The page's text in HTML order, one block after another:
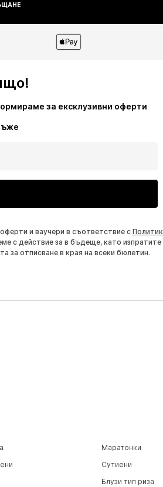
за ексклузивни оферти
и ваучери в съответствие с
с действие за в бъдеще, като изпратите
за отписване в края на всеки бюлетин.
Маратонки
Сутиени
Блузи тип риза